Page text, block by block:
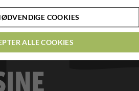
COOKIES
ALLE COOKIES